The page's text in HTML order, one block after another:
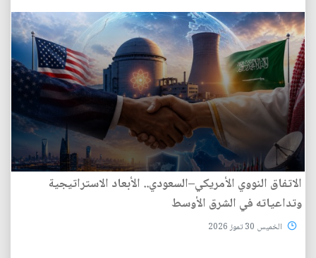
الاتفاق النووي الأمريكي–السعودي.. الأبعاد الاستراتيجية
وتداعياته في الشرق الأوسط
الخميس 30 تموز 2026